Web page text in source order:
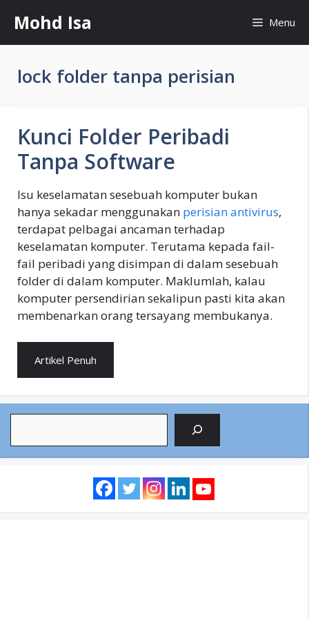
content
Mohd Isa Menu
lock folder tanpa perisian
Kunci Folder Peribadi
Tanpa Software
Isu keselamatan sesebuah komputer bukan
hanya sekadar menggunakan perisian antivirus,
terdapat pelbagai ancaman terhadap
keselamatan komputer. Terutama kepada fail-
fail peribadi yang disimpan di dalam sesebuah
folder di dalam komputer. Maklumlah, kalau
komputer persendirian sekalipun pasti kita akan
membenarkan orang tersayang membukanya.
Artikel Penuh